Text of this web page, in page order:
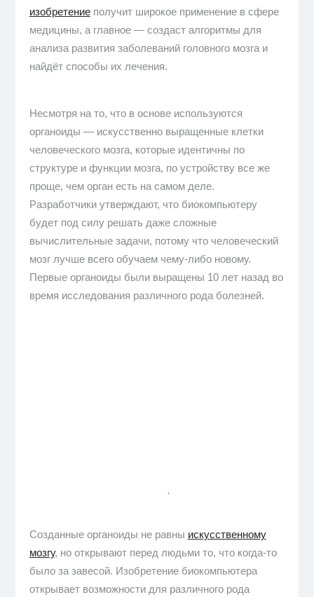
изобретениеполучит широкое применение в сфере
медицины, а главное — создаст алгоритмы для
анализа развития заболеваний головного мозга и
найдёт способы их лечения.
Несмотря на то, что в основе используются
органоиды — искусственно выращенные клетки
человеческого мозга, которые идентичны по
структуре и функции мозга, по устройству все же
проще, чем орган есть на самом деле.
Разработчики утверждают, что биокомпьютеру
будет под силу решать даже сложные
вычислительные задачи, потому что человеческий
мозг лучше всего обучаем чему-либо новому.
Первые органоиды были выращены 10 лет назад во
время исследования различного рода болезней.
.
Созданные органоиды не равны искусственному
мозгу, но открывают перед людьми то, что когда-то
было за завесой. Изобретение биокомпьютера
открывает возможности для различного рода